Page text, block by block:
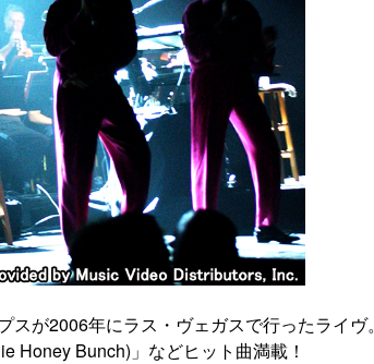
が2006年にラス・ヴェガスで行ったライヴ。
Honey Bunch)」などヒット曲満載！